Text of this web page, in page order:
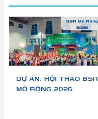
DỰ ÁN: HỘI THAO BSR
MỞ RỘNG 2026